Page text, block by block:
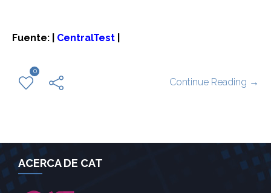
Fuente: | CentralTest
0
Continue Reading →
ACERCA DE CAT